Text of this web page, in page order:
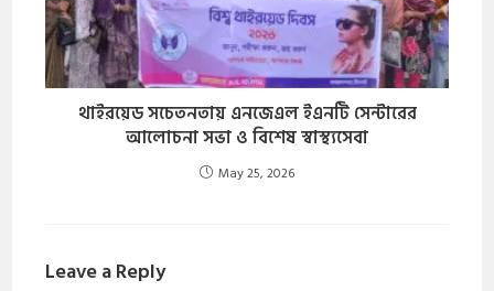
থাইরয়েড সচেতনতায় এনজেএল ইএনটি সেন্টারের
আলোচনা সভা ও বিশেষ স্বাস্থ্যসেবা
May 25, 2026
Leave a Reply